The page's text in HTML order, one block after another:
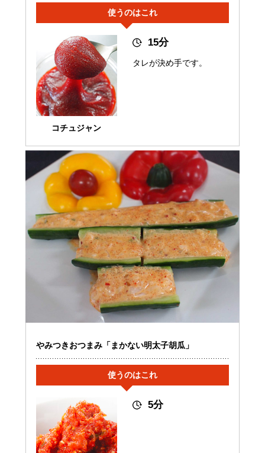
使うのはこれ
コチュジャン
15分
タレが決め手です。
やみつきおつまみ「まかない明太子胡瓜」
使うのはこれ
5分